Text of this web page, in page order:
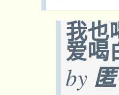
我也
爱喝
by